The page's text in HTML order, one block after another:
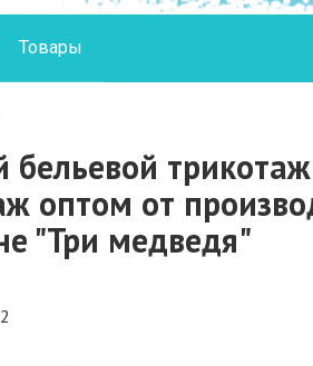
Товары
бельевой
оптом от
"Три медведя"